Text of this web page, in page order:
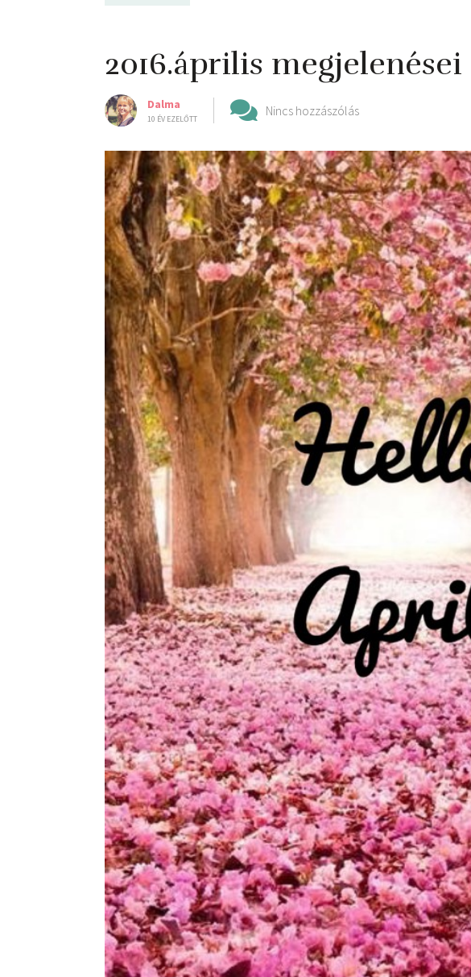
2016.április megjelenései
Dalma
10 ÉV EZELŐTT
Nincs hozzászólás